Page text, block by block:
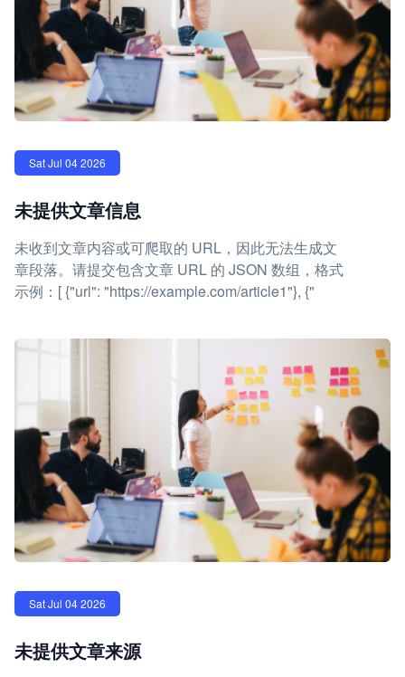
Sat Jul 04 2026
未提供文章信息
未收到文章内容或可爬取的 URL，因此无法生成文
章段落。请提交包含文章 URL 的 JSON 数组，格式
示例：[ {"url": "https://example.com/article1"}, {"
Sat Jul 04 2026
未提供文章来源